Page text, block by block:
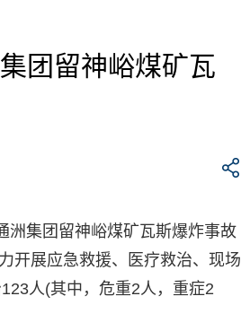
团留神峪煤矿瓦
洲集团留神峪煤矿瓦斯爆炸事故
开展应急救援、医疗救治、现场
人(其中，危重2人，重症2